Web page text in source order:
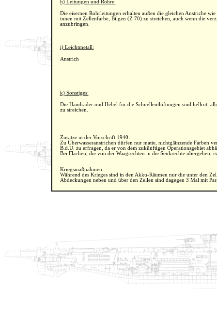
h) Leitungen und Rohre:
Die eisernen Rohrleitungen erhalten außen die gleichen Anstriche
innen mit Zellenfarbe, Bilgen (Z 70) zu streichen, auch wenn die
anzubringen.
i) Leichtmetall:
Anstrich
k) Sonstiges:
Die Handräder und Hebel für die Schnellentlüftungen sind hellrot,
zu streichen.
Zusätze in der Vorschrift 1940:
Zu Überwasseranstrichen dürfen nur matte, nichtglänzende Farben
B.d.U. zu erfragen, da er von dem zukünftigen Operationsgebiet
Bei Flächen, die von der Waagrechten in die Senkrechte übergehen,
Kriegsmaßnahmen:
Während des Krieges sind in den Akku-Räumen nur die unter den
Abdeckungen neben und über den Zellen sind dagegen 3 Mal mit